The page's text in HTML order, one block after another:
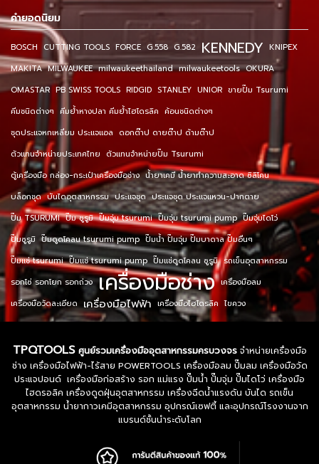
คำยอดนิยม
BOSCH CUTTING TOOLS FORCE G.558 G.582 KENNEDY KNIPEX
MAKITA MILWAUKEE milwaukeethailand milwaukeetools OKURA
OMASTAR PB SWISS TOOLS RIDGID STANLEY UNIOR ขายปั๊ม Tsurumi
คีมชนิดต่างๆ คีมย้ำหางปลา คีมย้ำไฮโดรลิค ค้อนชนิดต่างๆ
ชุดประแจหกเหลี่ยม ประแจแอล ดอกต๊าป ดายต๊าป ด้ามต๊าป
ตัวแทนจำหน่ายประเทศไทย ตัวแทนจำหน่ายปั๊ม Tsurumi
ตู้เครื่องมือ กล่อง-กระเป๋าเครื่องมือช่าง น้ำยาเคมี น้ำยาทำความสะอาด ซิลิโคน
บล็อกชุด บันไดอุตสาหกรรม ประแจชุด ประแจชุด ประแจแหวน-ปากตาย
ปั๊ม TSURUMI ปั๊ม ซูรูมิ ปั๊มจุ่ม tsurumi ปั๊มจุ่ม tsurumi pump ปั๊มจุ่มไดโว่
ปั๊มซูรูมิ ปั๊มดูดโคลน tsurumi pump ปั๊มน้ำ ปั๊มจุ่ม ปั๊มบาดาล ปั๊มอื่นๆ
ปั๊มแช่ tsurumi ปั๊มแช่ tsurumi pump ปั๊มแช่ดูดโคลน ซูรูมิ รถเข็นอุตสาหกรรม
รอกโซ่ รอกโยก รอกถ่วง เครื่องมือช่าง เครื่องมือลม
เครื่องมือวัดละเอียด เครื่องมือไฟฟ้า เครื่องมือไฮโดรลิค ไขควง
TPQTOOLS ศูนย์รวมเครื่องมืออุตสาหกรรมครบวงจรจำหน่ายเครื่องมือ
ช่าง เครื่องมือไฟฟ้า-ไร้สาย POWERTOOLS เครื่องมือลม ปั๊มลม เครื่องมือวัด
ประแจปอนด์ เครื่องมือก่อสร้าง รอก แม่แรง ปั๊มน้ำ ปั๊มจุ่ม ปั๊มไดโว่ เครื่องมือ
ไฮดรอลิค เครื่องดูดฝุ่นอุตสาหกรรม เครื่องฉีดน้ำแรงดัน บันได รถเข็น
อุตสาหกรรม น้ำยากาวเคมีอุตสาหกรรม อุปกรณ์เซฟตี้ และอุปกรณ์โรงงานจาก
แบรนด์ชั้นนำระดับโลก